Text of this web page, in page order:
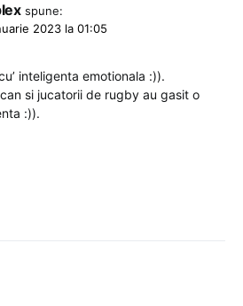
spune:
2023 la 01:05
inteligenta emotionala :)).
si jucatorii de rugby au gasit o
:)).